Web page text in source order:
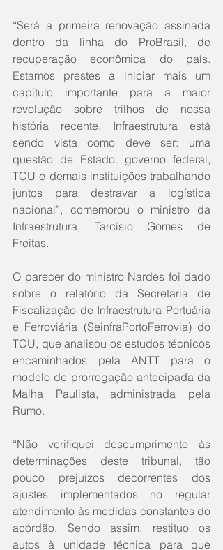
“Será a primeira renovação assinada
dentro da linha do ProBrasil, de
recuperação econômica do país.
Estamos prestes a iniciar mais um
capítulo importante para a maior
revolução sobre trilhos de nossa
história recente. Infraestrutura está
sendo vista como deve ser: uma
questão de Estado. governo federal,
TCU e demais instituições trabalhando
juntos para destravar a logística
nacional”, comemorou o ministro da
Infraestrutura, Tarcísio Gomes de
Freitas.
O parecer do ministro Nardes foi dado
sobre o relatório da Secretaria de
Fiscalização de Infraestrutura Portuária
e Ferroviária (SeinfraPortoFerrovia) do
TCU, que analisou os estudos técnicos
encaminhados pela ANTT para o
modelo de prorrogação antecipada da
Malha Paulista, administrada pela
Rumo.
“Não verifiquei descumprimento às
determinações deste tribunal, tão
pouco prejuízos decorrentes dos
ajustes implementados no regular
atendimento às medidas constantes do
acórdão. Sendo assim, restituo os
autos à unidade técnica para que